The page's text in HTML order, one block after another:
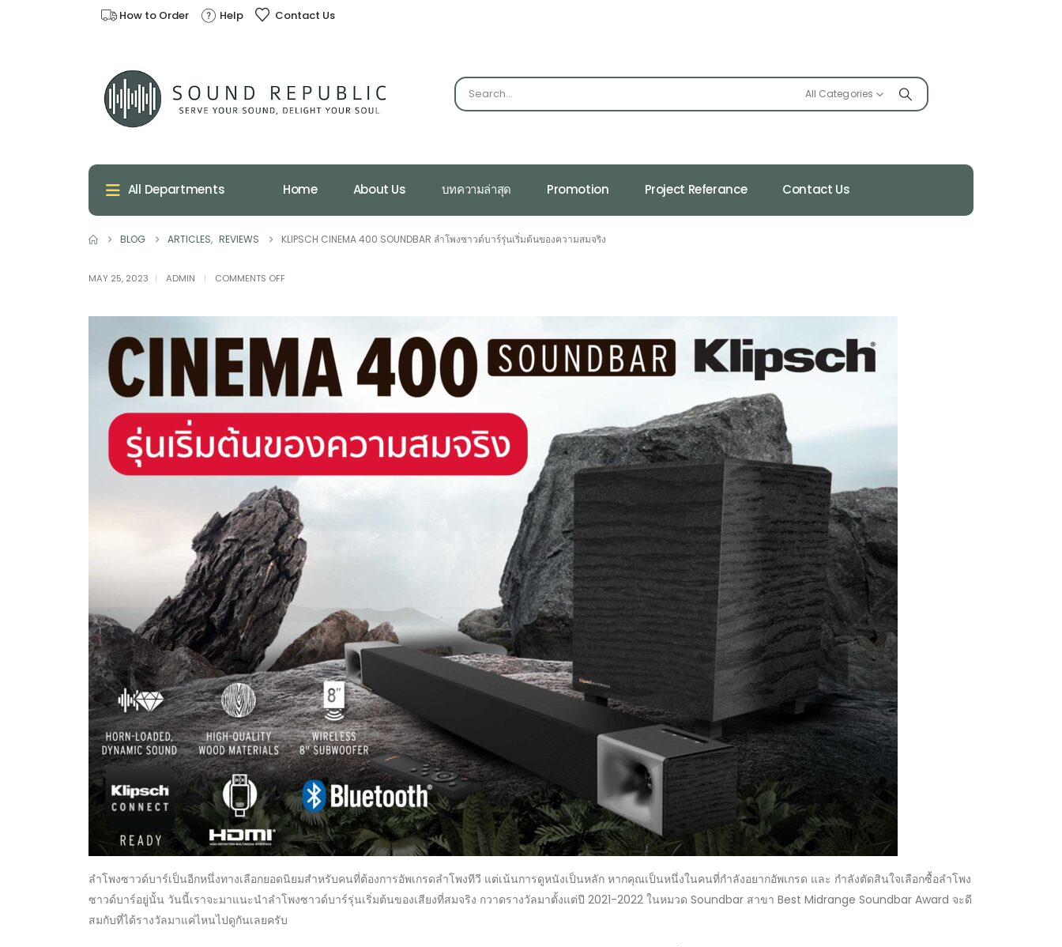
How to Order Help Contact Us
All Categories
All Departments Home About Us บทความล่าสุด Promotion Project Referance Contact Us
BLOG ARTICLES, REVIEWS KLIPSCH CINEMA 400 SOUNDBAR ลำโพงซาวด์บาร์รุ่นเริ่มต้นของความสมจริง
MAY 25, 2023 ADMIN COMMENTS OFFON
SOUNDBAR
ลำโพง
ซาวด์
บาร์
เริ่ม
ต้น
ความ
สมจริง
ลำโพงซาวด์บาร์เป็นอีกหนึ่งทางเลือกยอดนิยมสำหรับคนที่ต้องการอัพเกรดลำโพงทีวี แต่เน้นการดูหนังเป็นหลัก หากคุณเป็นหนึ่งในคนที่กำลังอยากอัพเกรด และ กำลังตัดสินใจเลือกซื้อลำโพง
ซาวด์บาร์อยู่นั้น วันนี้เราจะมาแนะนำลำโพงซาวด์บาร์รุ่นเริ่มต้นของเสียงที่สมจริง กวาดรางวัลมาตั้งแต่ปี 2021-2022 ในหมวด Soundbar สาขา Best Midrange Soundbar Award จะดี
สมกับที่ได้รางวัลมาแค่ไหนไปดูกันเลยครับ